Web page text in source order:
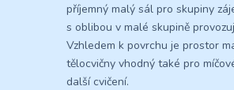
příjemný malý sál pro skupiny
s oblibou v malé skupině
Vzhledem k povrchu je prostor
tělocvičny vhodný také pro
další cvičení.